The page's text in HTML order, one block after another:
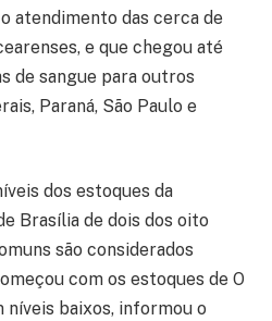
atendimento das cerca de
e que chegou até
de sangue para outros
Paraná, São Paulo e
dos estoques da
Brasília de dois dos oito
são considerados
com os estoques de O
níveis baixos, informou o